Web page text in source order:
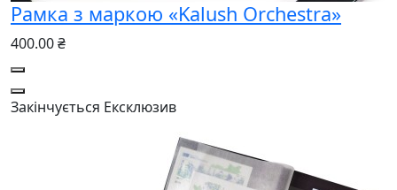
Рамка з маркою «Kalush Orchestra»
400.00 ₴
Закінчується Ексклюзив